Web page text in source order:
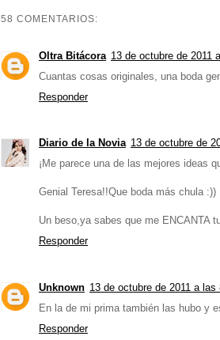
58 COMENTARIOS:
Oltra Bitácora 13 de octubre de 2011
Cuantas cosas originales, una boda
Responder
Diario de la Novia 13 de octubre de
¡Me parece una de las mejores ideas
Genial Teresa!!Que boda más chula :))
Un beso,ya sabes que me ENCANTA
Responder
Unknown 13 de octubre de 2011 a las
En la de mi prima también las hubo y
Responder